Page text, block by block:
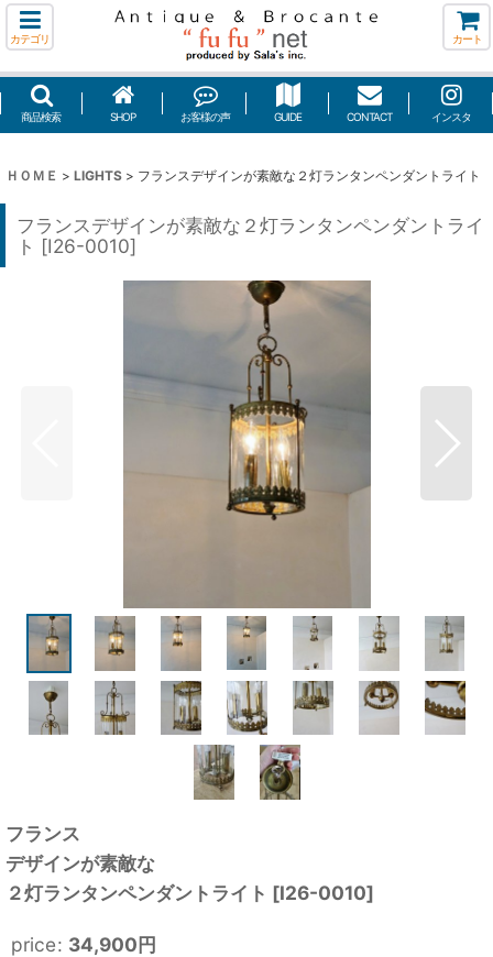
カテゴリ カート
商品検索 SHOP お客様の声 GUIDE CONTACT インスタ
ＨＯＭＥ > LIGHTS > フランスデザインが素敵な２灯ランタンペンダントライト
フランスデザインが素敵な２灯ランタンペンダントライ
ト [I26-0010]
フランス
デザインが素敵な
２灯ランタンペンダントライト [I26-0010]
price: 34,900円